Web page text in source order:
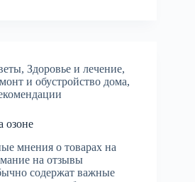
, Здоровье и лечение,
и обустройство дома,
озоне
мнения о товарах на
на отзывы
содержат важные